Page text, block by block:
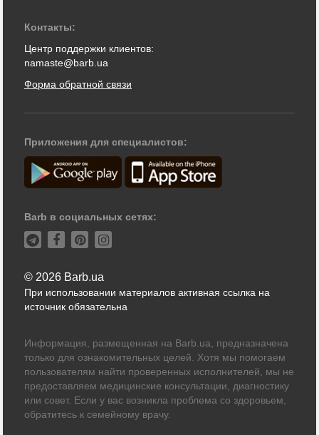
Контакты:
Центр поддержки клиентов:
namaste@barb.ua
Форма обратной связи
Приложения для специалистов:
Barb в социальных сетях:
© 2026 Barb.ua
При использовании материалов активная ссылка на
источник обязательна
Информация, размещенная на Barb.ua, предназначена
только для ознакомительных целей. Хотя мы помогаем
пользователям найти проверенных исполнителей, мы не
предоставляем медицинские консультации, диагностику
или совет. Если у вас возникла проблема со здоровьем,
обратитесь к семейному врачу.